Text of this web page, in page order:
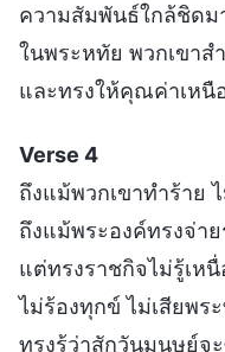
ความสัมพันธ์ใกล้ชิดม
ในพระหทัย พวกเขา
และทรงให้คุณค่าเหนื
Verse 4
ถึงแม้พวกเขาทำร้าย
ถึงแม้พระองค์ทรงจ่า
แต่ทรงราชกิจไม่รู้เหนื่
ไม่ร้องทุกข์ ไม่เสียพร
ทรงรู้ว่าสักวันมนุษย์จ